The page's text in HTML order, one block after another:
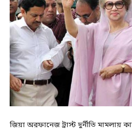
জিয়া অরফানেজ ট্রাস্ট দুর্নীতি মামলায়